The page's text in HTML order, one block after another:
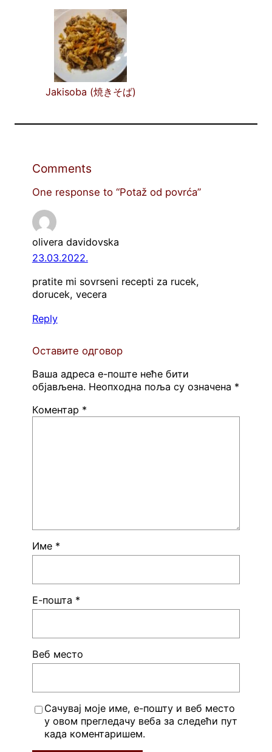
Jakisoba (焼きそば)
Comments
One response to “Potaž od povrća”
olivera davidovska
23.03.2022.
pratite mi sovrseni recepti za rucek,
dorucek, vecera
Reply
Оставите одговор
Ваша адреса е-поште неће бити
објављена. Неопходна поља су означена *
Коментар *
Име *
Е-пошта *
Веб место
Сачувај моје име, е-пошту и веб место
у овом прегледачу веба за следећи пут
када коментаришем.